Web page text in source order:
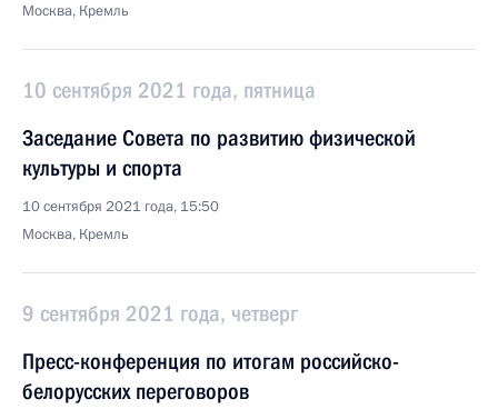
Москва, Кремль
10 сентября 2021 года, пятница
Заседание Совета по развитию физической
культуры и спорта
10 сентября 2021 года, 15:50
Москва, Кремль
9 сентября 2021 года, четверг
Пресс-конференция по итогам российско-
белорусских переговоров